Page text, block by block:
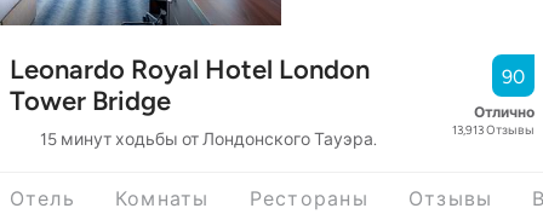
Leonardo Royal Hotel London
Tower Bridge
15 минут ходьбы от Лондонского Тауэра.
90
Отлично
13,913Отзывы
Отель Комнаты Рестораны Отзывы